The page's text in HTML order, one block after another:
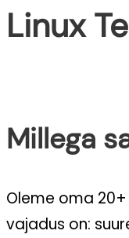
Linux
Millega
Oleme oma
vajadus on: